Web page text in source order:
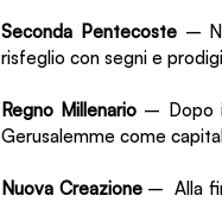
Seconda Pentecoste –
risfeglio con segni e
Regno Millenario – Dopo
Gerusalemme come
Nuova Creazione –  Alla